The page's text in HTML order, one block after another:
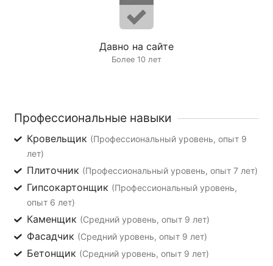
Давно на сайте
Более 10 лет
Профессиональные навыки
Кровельщик (Профессиональный уровень, опыт 9
лет)
Плиточник (Профессиональный уровень, опыт 7 лет)
Гипсокартонщик (Профессиональный уровень,
опыт 6 лет)
Каменщик (Средний уровень, опыт 9 лет)
Фасадчик (Средний уровень, опыт 9 лет)
Бетонщик (Средний уровень, опыт 9 лет)